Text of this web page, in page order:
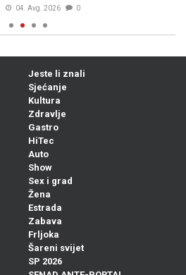
Jeste li znali
Sjećanje
Kultura
Zdravlje
Gastro
HiTec
Auto
Show
Sex i grad
Žena
Estrada
Zabava
Frljoka
Šareni svijet
SP 2026